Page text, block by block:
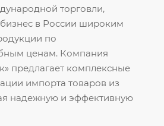
торговли,
в России широким
по
ценам. Компания
предлагает комплексные
импорта товаров из
надежную и эффективную